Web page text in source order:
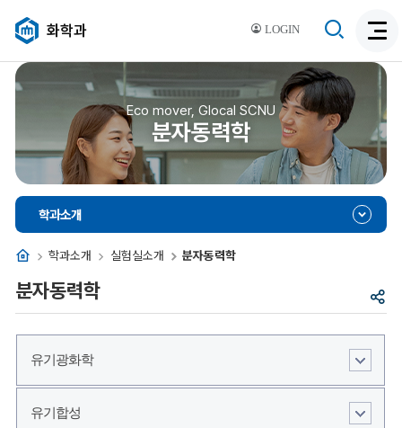
LOGIN
화학과
색
활
성
색
Eco mover, Glocal SCNU
분자동력학
홈 학과소개 실험실소개 분자동력학
학과소개
공
분자동력학
유기광화학
유기합성